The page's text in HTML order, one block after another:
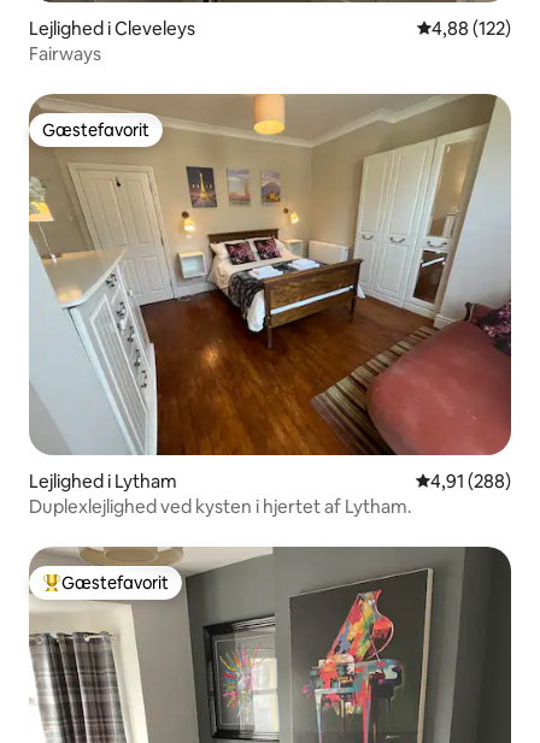
Lejlighed i Cleveleys 4,88 ud af 5 i
4,88 (122)
Fairways
Gæstefavorit
Gæstefavorit
Lejlighed i Lytham 4,91 ud af 5 i
4,91 (288)
Duplexlejlighed ved kysten i hjertet af Lytham.
Bedste gæstefavorit
Gæstefavorit